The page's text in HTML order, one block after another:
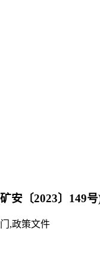
安〔2023〕149